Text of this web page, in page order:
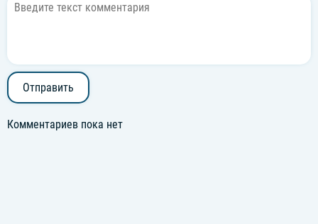
Отправить
Комментариев пока нет